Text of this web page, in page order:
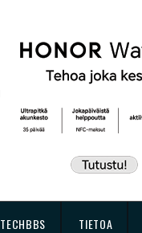
TECHBBS TIETOA